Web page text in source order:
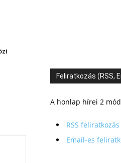
Feliratkozás (RSS,
A honlap hírei 2
RSS feliratkozás
Email-es